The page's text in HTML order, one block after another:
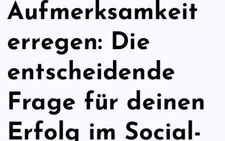
Aufmerksamkeit
erregen: Die
entscheidende
Frage für deinen
Erfolg im Social-